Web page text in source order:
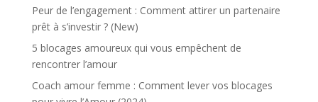
Peur de l’engagement : Comment attirer un partenaire
prêt à s’investir ? (New)
5 blocages amoureux qui vous empêchent de
rencontrer l’amour
Coach amour femme : Comment lever vos blocages